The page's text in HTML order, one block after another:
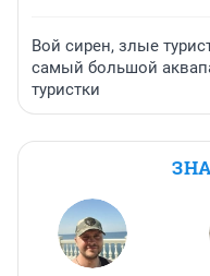
Вой сирен, злые
самый большой
туристки